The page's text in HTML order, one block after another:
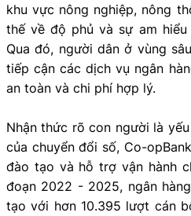
khu vực nông nghiệp, nông
thế về độ phủ và sự am hiểu
Qua đó, người dân ở vùng
tiếp cận các dịch vụ ngân
an toàn và chi phí hợp lý.
Nhận thức rõ con người là
của chuyển đổi số, Co-
đào tạo và hỗ trợ vận hành
đoạn 2022 - 2025, ngân
tạo với hơn 10.395 lượt cán